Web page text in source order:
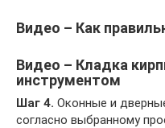
Видео – Как
Видео – Кладка
инструментом
Шаг 4. Оконные и
согласно выбранному